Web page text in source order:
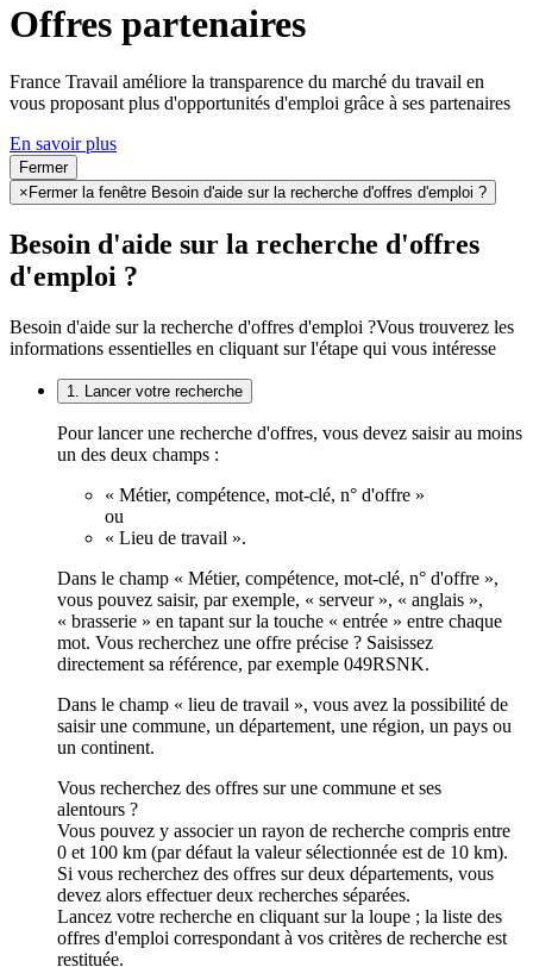
Offres partenaires
France Travail améliore la transparence du marché du travail en
vous proposant plus d'opportunités d'emploi grâce à ses partenaires
En savoir plus
Fermer
× Fermer la fenêtre Besoin d'aide sur la recherche d'offres d'emploi ?
Besoin d'aide sur la recherche d'offres
d'emploi ?
Besoin d'aide sur la recherche d'offres d'emploi ?Vous trouverez les
informations essentielles en cliquant sur l'étape qui vous intéresse
1. Lancer votre recherche
Pour lancer une recherche d'offres, vous devez saisir au moins
un des deux champs :
« Métier, compétence, mot-clé, n° d'offre »
ou
« Lieu de travail ».
Dans le champ « Métier, compétence, mot-clé, n° d'offre »,
vous pouvez saisir, par exemple, « serveur », « anglais »,
« brasserie » en tapant sur la touche « entrée » entre chaque
mot. Vous recherchez une offre précise ? Saisissez
directement sa référence, par exemple 049RSNK.
Dans le champ « lieu de travail », vous avez la possibilité de
saisir une commune, un département, une région, un pays ou
un continent.
Vous recherchez des offres sur une commune et ses
alentours ?
Vous pouvez y associer un rayon de recherche compris entre
0 et 100 km (par défaut la valeur sélectionnée est de 10 km).
Si vous recherchez des offres sur deux départements, vous
devez alors effectuer deux recherches séparées.
Lancez votre recherche en cliquant sur la loupe ; la liste des
offres d'emploi correspondant à vos critères de recherche est
restituée.